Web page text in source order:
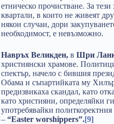
етническо прочистване. За
квартали, в които не живеят
някои случаи, дори
необходимост, е невъзможно.
Навръх Великден, в Шри
християнски храмове.
спектър, начело с бившия
Обама и съпартийката му
предизвикаха скандал, като
като християни, определяйки
употребявайки
– “Easter worshippers”.[9]